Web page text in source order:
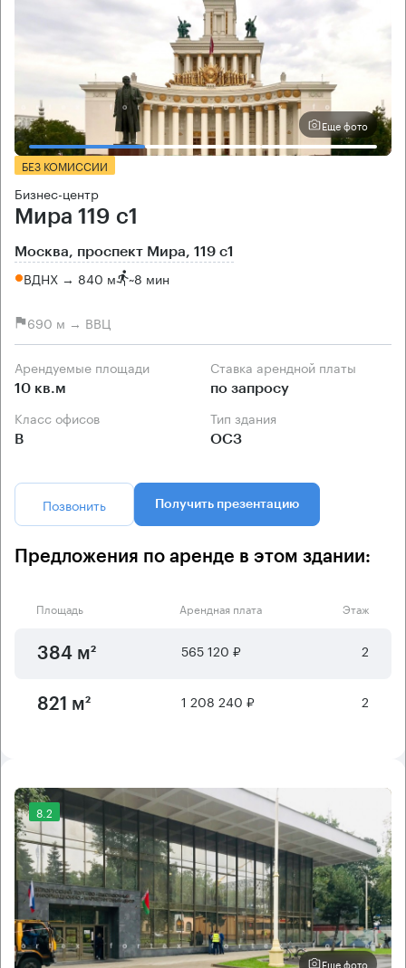
Еще фото
БЕЗ КОМИССИИ
Бизнес-центр
Мира 119 с1
Москва, проспект Мира, 119 с1
ВДНХ → 840 м ~8 мин
690 м → ВВЦ
Арендуемые площади
10 кв.м
Ставка арендной платы
по запросу
Класс офисов
B
Тип здания
ОСЗ
Позвонить Получить презентацию
Предложения по аренде в этом здании:
Площадь Арендная плата Этаж
384 м² 565 120 ₽ 2
821 м² 1 208 240 ₽ 2
8.2
Еще фото